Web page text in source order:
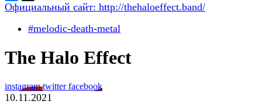
Официальный сайт: http://thehaloeffect.band/
#melodic-death-metal
The Halo Effect
instagramtwitterfacebook
10.11.2021